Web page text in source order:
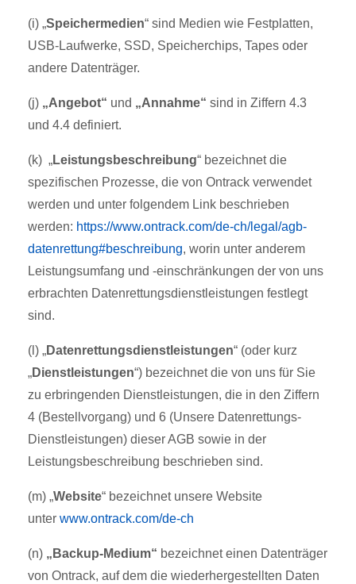
(i) „Speichermedien“ sind Medien wie Festplatten,
USB-Laufwerke, SSD, Speicherchips, Tapes oder
andere Datenträger.
(j) „Angebot“ und „Annahme“ sind in Ziffern 4.3
und 4.4 definiert.
(k) „Leistungsbeschreibung“ bezeichnet die
spezifischen Prozesse, die von Ontrack verwendet
werden und unter folgendem Link beschrieben
werden: https://www.ontrack.com/de-ch/legal/agb-
datenrettung#beschreibung, worin unter anderem
Leistungsumfang und -einschränkungen der von uns
erbrachten Datenrettungsdienstleistungen festlegt
sind.
(l) „Datenrettungsdienstleistungen“ (oder kurz
„Dienstleistungen“) bezeichnet die von uns für Sie
zu erbringenden Dienstleistungen, die in den Ziffern
4 (Bestellvorgang) und 6 (Unsere Datenrettungs-
Dienstleistungen) dieser AGB sowie in der
Leistungsbeschreibung beschrieben sind.
(m) „Website“ bezeichnet unsere Website
unter www.ontrack.com/de-ch
(n) „Backup-Medium“ bezeichnet einen Datenträger
von Ontrack, auf dem die wiederhergestellten Daten